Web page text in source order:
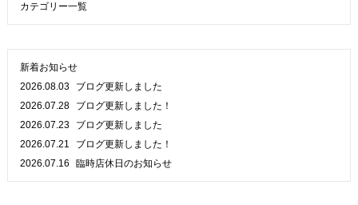
カテゴリー一覧
新着お知らせ
2026.08.03
ブログ更新しました
2026.07.28
ブログ更新しました！
2026.07.23
ブログ更新しました
2026.07.21
ブログ更新しました！
2026.07.16
臨時店休日のお知らせ